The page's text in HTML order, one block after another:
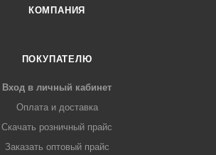
КОМПАНИЯ
ПОКУПАТЕЛЮ
Вход в личный кабинет
Оплата и доставка
Скачать розничный прайс
Заказать оптовый прайс